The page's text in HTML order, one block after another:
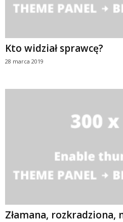
Kto widział sprawcę?
28 marca 2019
Złamana, rozkradziona,